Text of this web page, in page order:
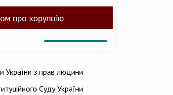
про корупцію
України з прав людини
Суду України